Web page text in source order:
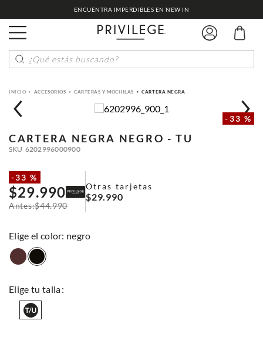
ENCUENTRA IMPERDIBLES EN NEW IN
¿Qué estás buscando?
ACCESORIOS CARTERAS Y MOCHILAS CARTERA NEGRA
-33 %
CARTERA NEGRA NEGRO - TU
SKU 6202996000900
-33 %
$29.990
$44.990
Otras tarjetas
$29.990
: negro